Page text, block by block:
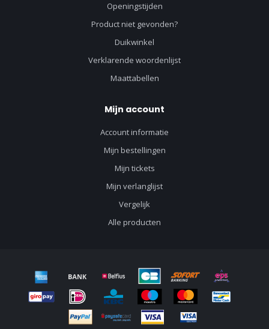
Openingstijden
Product niet gevonden?
Duikwinkel
Verklarende woordenlijst
Maattabellen
Mijn account
Account informatie
Mijn bestellingen
Mijn tickets
Mijn verlanglijst
Vergelijk
Alle producten